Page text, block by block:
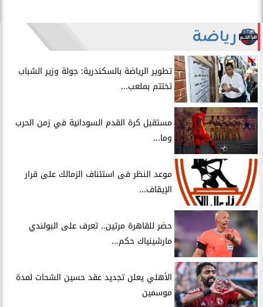
رياضة
​تطوير الرياضة بالسكندرية: جولة وزير الشباب
تختتم بملعب...
مستقبل كرة القدم السودانية في زمن الحرب
وما...
موعد النظر فى استئناف الزمالك على قرار
الإيقاف...
حضر للقاهرة مرتين.. تعرف على البولندي
مارشينياك حكم...
الأهلي يعلن تجديد عقد حسين الشحات لمدة
موسمين